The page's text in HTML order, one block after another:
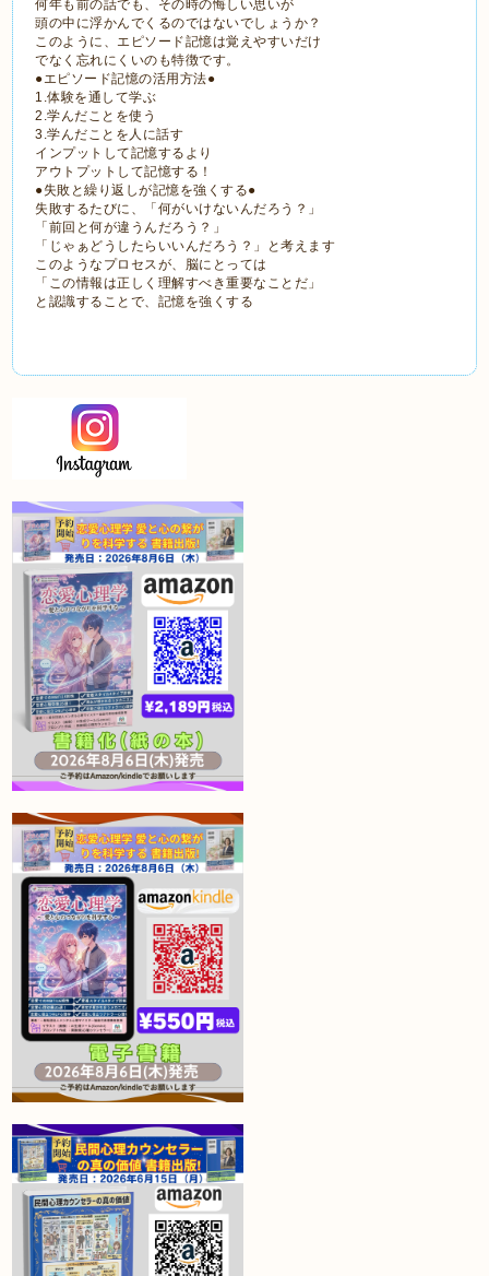
何年も前の話でも、その時の悔しい思いが
頭の中に浮かんでくるのではないでしょうか？
このように、エピソード記憶は覚えやすいだけ
でなく忘れにくいのも特徴です。
●エピソード記憶の活用方法●
1.体験を通して学ぶ
2.学んだことを使う
3.学んだことを人に話す
インプットして記憶するより
アウトプットして記憶する！
●失敗と繰り返しが記憶を強くする●
失敗するたびに、「何がいけないんだろう？」
「前回と何が違うんだろう？」
「じゃぁどうしたらいいんだろう？」と考えます
このようなプロセスが、脳にとっては
「この情報は正しく理解すべき重要なことだ」
と認識することで、記憶を強くする